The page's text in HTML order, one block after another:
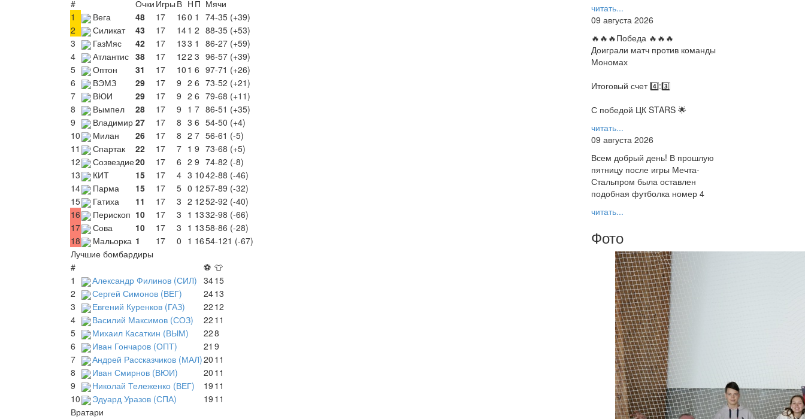
#
Очки Игры В Н П Мячи
1
Вега 48 17 160 1
74-35 (+39)
2
Силикат 43 17 141 2 88-35 (+53)
3
ГазМяс 42 17 133 1
86-27 (+59)
4
Атлантис 38 17 122 3 96-57 (+39)
5
Оптон 31 17 10 1 6 97-71 (+26)
6
ВЭМЗ 29 17 9 2 6 73-52 (+21)
7
ВЮИ 29 17 9 2 6 79-68 (+11)
8
Вымпел 28 17 9 1 7 86-51 (+35)
9
Владимир 27 17 8 3 6 54-50 (+4)
10
Милан 26 17 8 2 7 56-61 (-5)
11
Спартак 22 17 7 1 9 73-68 (+5)
12
Созвездие20 17 6 2 9 74-82 (-8)
13
КИТ 15 17 4 3 1042-88 (-46)
14
Парма 15 17 5 0 1257-89 (-32)
15
Гатиха 11 17 3 2 1252-92 (-40)
16
Перископ 10 17 3 1 1332-98 (-66)
17
Сова 10 17 3 1 1358-86 (-28)
18
Мальорка 1 17 0 1 1654-121 (-67)
Лучшие бомбардиры
#
⚽ 👕
1
Александр Филинов (СИЛ) 3415
2
Сергей Симонов (ВЕГ) 2413
3
Евгений Куренков (ГАЗ) 22 12
4
Василий Максимов (СОЗ) 22 11
5
Михаил Касаткин (ВЫМ) 228
6
Иван Гончаров (ОПТ) 21 9
7
Андрей Рассказчиков (МАЛ)20 11
8
Иван Смирнов (ВЮИ) 20 11
9
Николай Тележенко (ВЕГ) 19 11
10
Эдуард Уразов (СПА) 19 11
Вратари
читать...
09 августа 2026
🔥🔥🔥Победа 🔥🔥🔥
Доиграли матч против команды
Мономах
Итоговый счет 4️⃣:3️⃣
С победой ЦК STARS 🌟
читать...
09 августа 2026
Всем добрый день! В прошлую
пятницу после игры Мечта-
Стальпром была оставлен
подобная футболка номер 4
читать...
Фото